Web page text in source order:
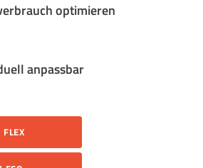
optimieren
anpassbar